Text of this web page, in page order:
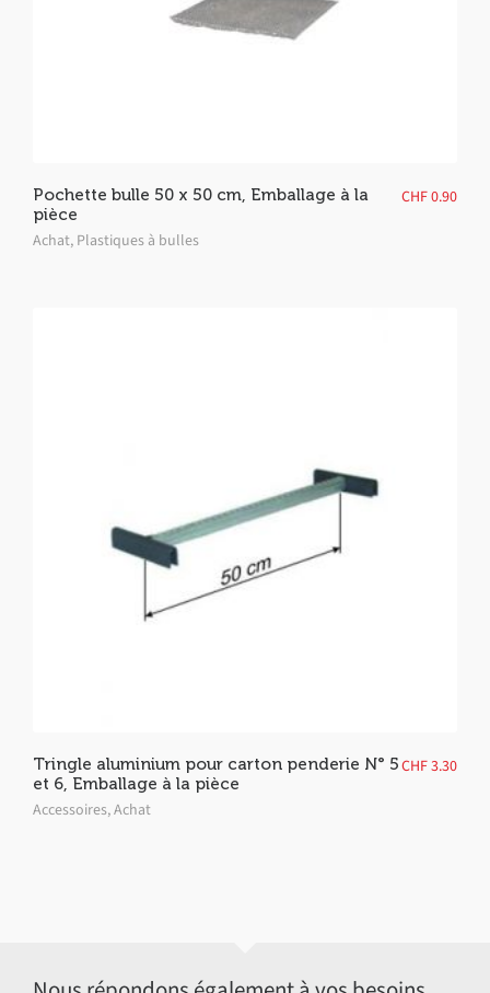
Pochette bulle 50 x 50 cm, Emballage à la
pièce
Achat, Plastiques à bulles
CHF0.90
Tringle aluminium pour carton penderie N° 5
et 6, Emballage à la pièce
Accessoires,Achat
CHF3.30